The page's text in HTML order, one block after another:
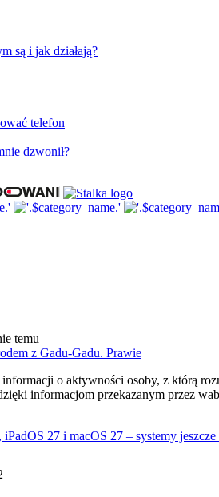
są i jak działają?
telefon
dzwonił?
temu
z Gadu-Gadu. Prawie
o aktywności osoby, z którą
informacjom przekazanym przez